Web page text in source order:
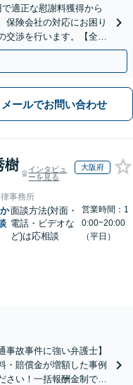
適正な慰謝料獲得から
保険会社の対応にお困り
交渉を行います。【全国
メールでお問い合わせ
樹
インタビュ
ーを見る
大阪府
事務所
か面談方法(対面・
電話・ビデオな
ど)は応相談
営業時間：1
0:00~20:00
（平日）
事故事件に強い弁護士】
・賠償金が増額した事例
さい！一括報酬金制で、